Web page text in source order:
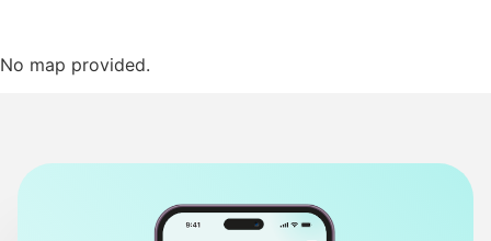
No map provided.